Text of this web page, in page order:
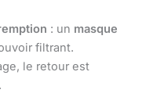
: un masque
filtrant.
le retour est